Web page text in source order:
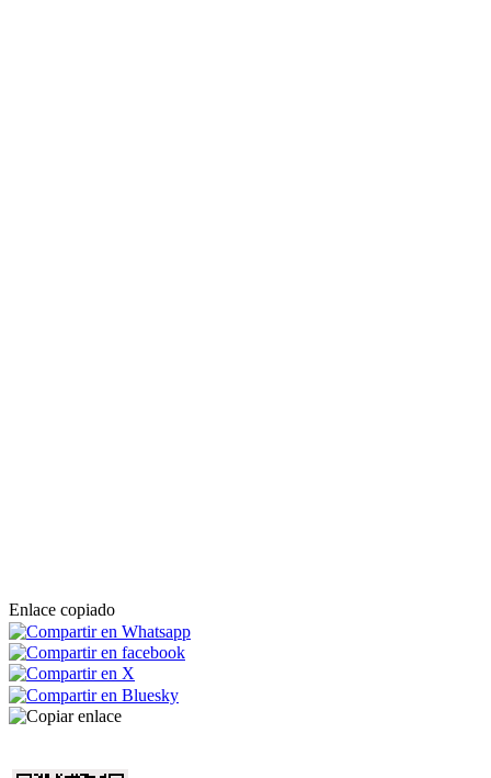
Enlace copiado